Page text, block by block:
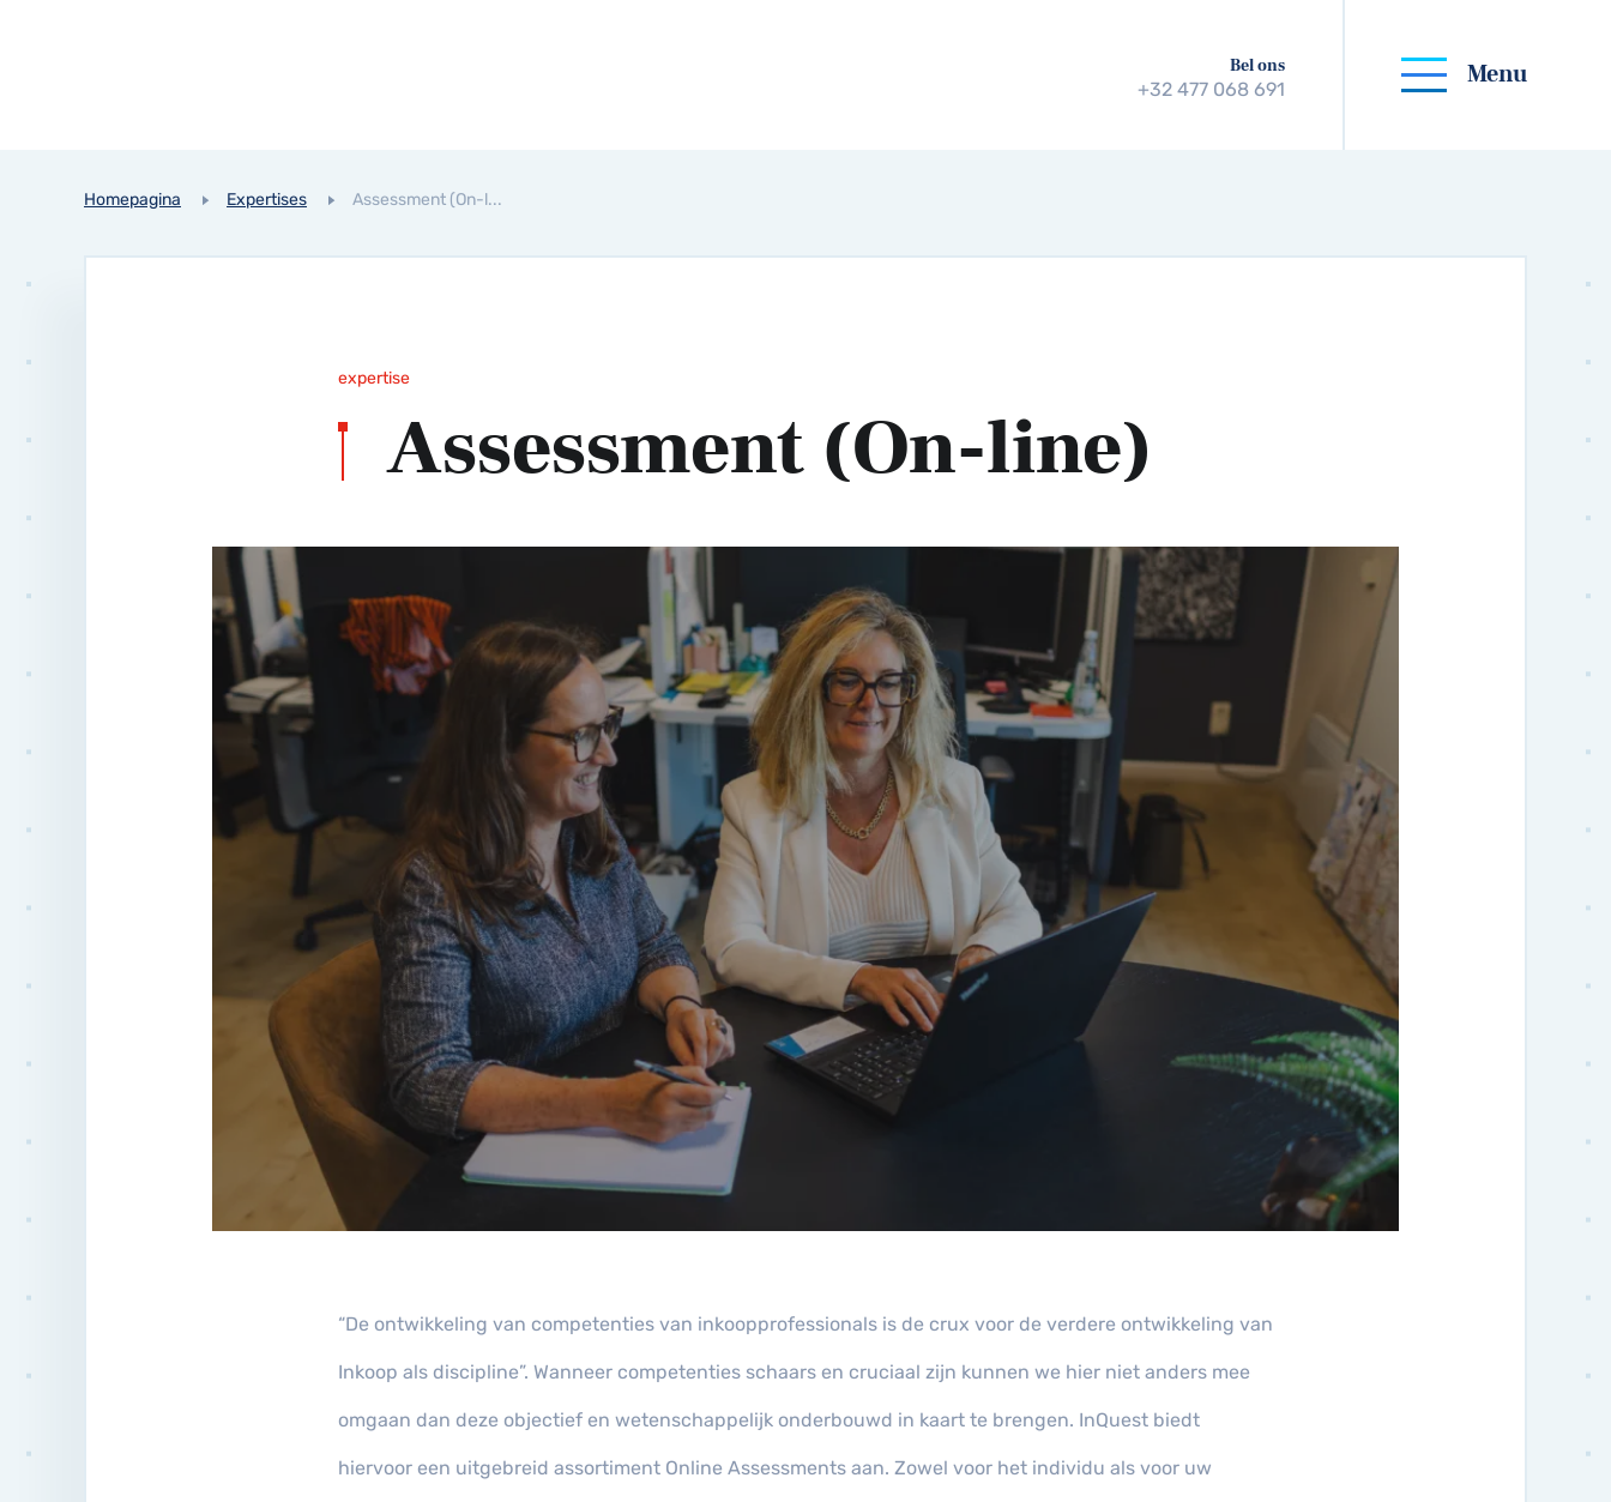
Bel ons
+32 477 068 691 Menu
Homepagina Expertises Assessment (On-l...
expertise
Assessment (On-line)
“De ontwikkeling van competenties van inkoopprofessionals is de crux voor de verdere ontwikkeling van
Inkoop als discipline”. Wanneer competenties schaars en cruciaal zijn kunnen we hier niet anders mee
omgaan dan deze objectief en wetenschappelijk onderbouwd in kaart te brengen. InQuest biedt
hiervoor een uitgebreid assortiment Online Assessments aan. Zowel voor het individu als voor uw